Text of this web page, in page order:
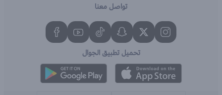
تواصل معنا
تحميل تطبيق الجوال